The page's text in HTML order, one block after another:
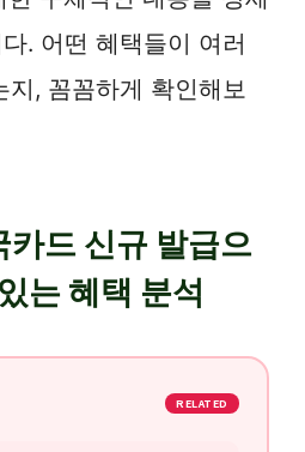
. 어떤 혜택들이 여러
, 꼼꼼하게 확인해보
드 신규 발급으
는 혜택 분석
RELATED